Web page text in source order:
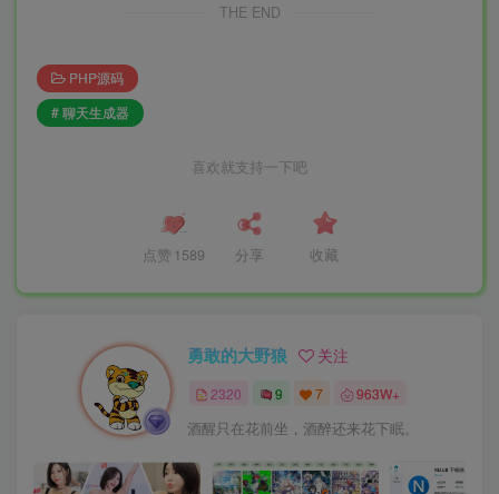
THE END
PHP源码
# 聊天生成器
喜欢就支持一下吧
点赞 1589 分享 收藏
勇敢的大野狼 关注
2320 9 7 963W+
酒醒只在花前坐，酒醉还来花下眠。